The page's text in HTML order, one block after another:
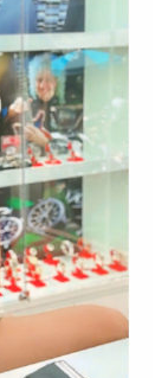
Các Loại
Các Loại